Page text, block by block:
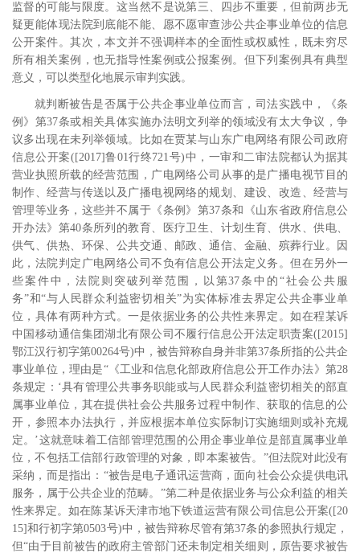
监督的可能与限度。这当然不是说第三、四步不重要，但前两步无
疑更能体现法院到底能不能、愿不愿审查涉公共企事业单位的信息
公开案件。其次，本文并不强调样本的全面性或权威性，既未穷尽
所有相关案例，也无指导性案例或公报案例。但下列案例具有典型
意义，可以类型化地展示审判实践。
就判断被告是否属于公共企事业单位而言，司法实践中，《条
例》第37条或相关具体实施办法明文列举的领域没有太大争议，争
议多出现在未列举领域。比如在贾某与山东广电网络有限公司政府
信息公开案([2017]鲁01行终721 号)中，一审和二审法院都认为据其
营业执照所载的经营范围，广电网络公司从事的是广播电视节目的
制作、经营与传送以及广播电视网络的规划、建设、改造、经营与
管理等业务，这些并不属于《条例》第37条和《山东省政府信息公
开办法》第40条所列的教育、医疗卫生、计划生育、供水、供电、
供气、供热、环保、公共交通、邮政、通信、金融、殡葬行业。因
此，法院判定广电网络公司不负有信息公开法定义务。但在另外一
些案件中，法院则突破列举范围，以第37条中的“社会公共服
务”和“与人民群众利益密切相关”为实体标准去界定公共企事业单
位，具体有两种方式。一是依据业务的公共性来界定。如在程某诉
中国移动通信集团湖北有限公司不履行信息公开法定职责案([2015]
鄂江汉行初字第00264号)中，被告辩称自身并非第37条所指的公共企
事业单位，理由是“《工业和信息化部政府信息公开工作办法》第28
条规定：‘具有管理公共事务职能或与人民群众利益密切相关的部直
属事业单位，其在提供社会公共服务过程中制作、获取的信息的公
开，参照本办法执行，并应根据本单位实际制订实施细则或补充规
定。’这就意味着工信部管理范围的公用企事业单位是部直属事业单
位，不包括工信部行政管理的对象，即本案被告。”但法院对此没有
采纳，而是指出：“被告是电子通讯运营商，面向社会公众提供电讯
服务，属于公共企业的范畴。”第二种是依据业务与公众利益的相关
性来界定。如在陈某诉天津市地下铁道运营有限公司信息公开案([20
15]和行初字第0503号)中，被告辩称尽管有第37条的参照执行规定，
但“由于目前被告的政府主管部门还未制定相关细则，原告要求被告